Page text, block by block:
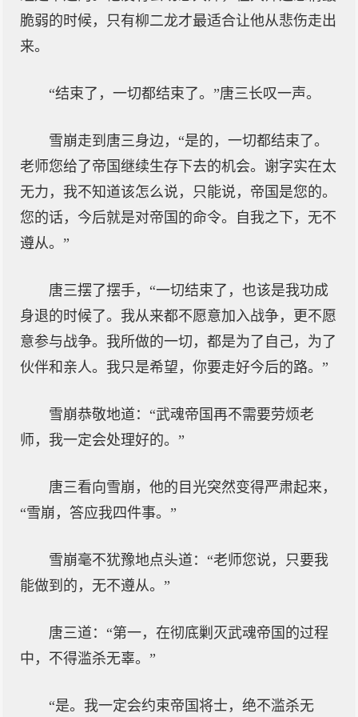
脆弱的时候，只有柳二龙才最适合让他从悲伤走出
来。
“结束了，一切都结束了。”唐三长叹一声。
雪崩走到唐三身边，“是的，一切都结束了。
老师您给了帝国继续生存下去的机会。谢字实在太
无力，我不知道该怎么说，只能说，帝国是您的。
您的话，今后就是对帝国的命令。自我之下，无不
遵从。”
唐三摆了摆手，“一切结束了，也该是我功成
身退的时候了。我从来都不愿意加入战争，更不愿
意参与战争。我所做的一切，都是为了自己，为了
伙伴和亲人。我只是希望，你要走好今后的路。”
雪崩恭敬地道：“武魂帝国再不需要劳烦老
师，我一定会处理好的。”
唐三看向雪崩，他的目光突然变得严肃起来，
“雪崩，答应我四件事。”
雪崩毫不犹豫地点头道：“老师您说，只要我
能做到的，无不遵从。”
唐三道：“第一，在彻底剿灭武魂帝国的过程
中，不得滥杀无辜。”
“是。我一定会约束帝国将士，绝不滥杀无